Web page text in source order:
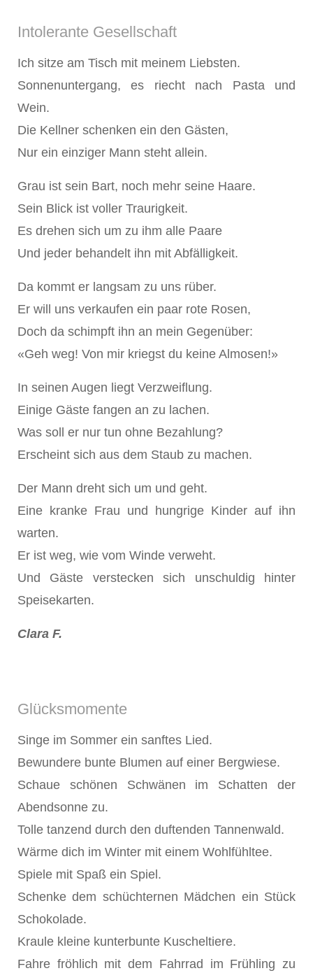
Intolerante Gesellschaft
Ich sitze am Tisch mit meinem Liebsten.
Sonnenuntergang, es riecht nach Pasta und
Wein.
Die Kellner schenken ein den Gästen,
Nur ein einziger Mann steht allein.
Grau ist sein Bart, noch mehr seine Haare.
Sein Blick ist voller Traurigkeit.
Es drehen sich um zu ihm alle Paare
Und jeder behandelt ihn mit Abfälligkeit.
Da kommt er langsam zu uns rüber.
Er will uns verkaufen ein paar rote Rosen,
Doch da schimpft ihn an mein Gegenüber:
«Geh weg! Von mir kriegst du keine Almosen!»
In seinen Augen liegt Verzweiflung.
Einige Gäste fangen an zu lachen.
Was soll er nur tun ohne Bezahlung?
Erscheint sich aus dem Staub zu machen.
Der Mann dreht sich um und geht.
Eine kranke Frau und hungrige Kinder auf ihn
warten.
Er ist weg, wie vom Winde verweht.
Und Gäste verstecken sich unschuldig hinter
Speisekarten.
Clara F.
Glücksmomente
Singe im Sommer ein sanftes Lied.
Bewundere bunte Blumen auf einer Bergwiese.
Schaue schönen Schwänen im Schatten der
Abendsonne zu.
Tolle tanzend durch den duftenden Tannenwald.
Wärme dich im Winter mit einem Wohlfühltee.
Spiele mit Spaß ein Spiel.
Schenke dem schüchternen Mädchen ein Stück
Schokolade.
Kraule kleine kunterbunte Kuscheltiere.
Fahre fröhlich mit dem Fahrrad im Frühling zu